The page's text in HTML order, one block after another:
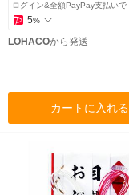
ログイン&全額PayPay支払いで
5%
LOHACOから発送
カートに入れる